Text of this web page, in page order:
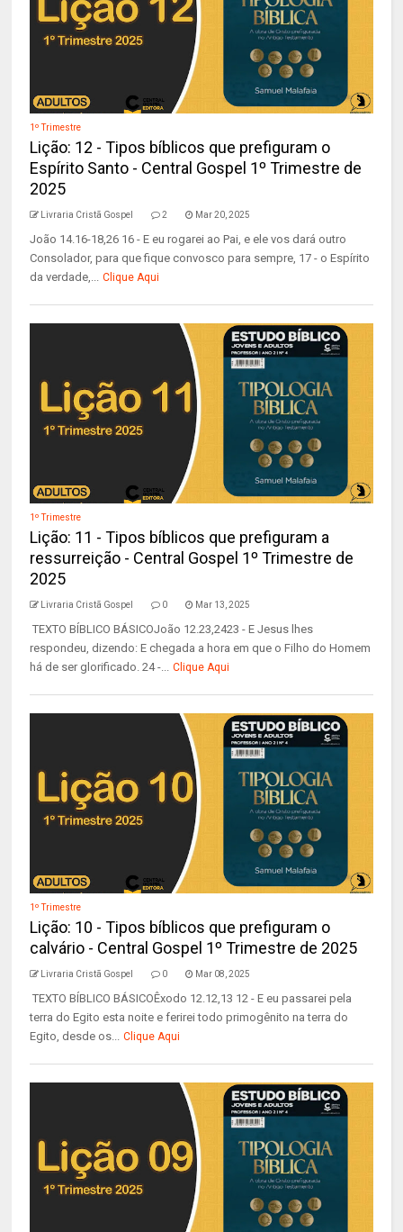
1º Trimestre
Lição: 12 - Tipos bíblicos que prefiguram o
Espírito Santo - Central Gospel 1º Trimestre de
2025
Livraria Cristã Gospel 2 Mar 20, 2025
João 14.16-18,26 16 - E eu rogarei ao Pai, e ele vos dará outro
Consolador, para que fique convosco para sempre, 17 - o Espírito
da verdade,... Clique Aqui
1º Trimestre
Lição: 11 - Tipos bíblicos que prefiguram a
ressurreição - Central Gospel 1º Trimestre de
2025
Livraria Cristã Gospel 0 Mar 13, 2025
TEXTO BÍBLICO BÁSICOJoão 12.23,2423 - E Jesus lhes
respondeu, dizendo: E chegada a hora em que o Filho do Homem
há de ser glorificado. 24 -... Clique Aqui
1º Trimestre
Lição: 10 - Tipos bíblicos que prefiguram o
calvário - Central Gospel 1º Trimestre de 2025
Livraria Cristã Gospel 0 Mar 08, 2025
TEXTO BÍBLICO BÁSICOÊxodo 12.12,13 12 - E eu passarei pela
terra do Egito esta noite e ferirei todo primogênito na terra do
Egito, desde os... Clique Aqui